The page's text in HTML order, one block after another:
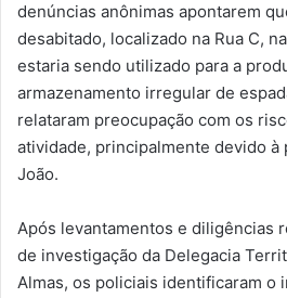
denúncias anônimas apontarem
desabitado, localizado na Rua C,
estaria sendo utilizado para a
armazenamento irregular de
relataram preocupação com os
atividade, principalmente devido à
João.
Após levantamentos e diligências
de investigação da Delegacia
Almas, os policiais identificaram o